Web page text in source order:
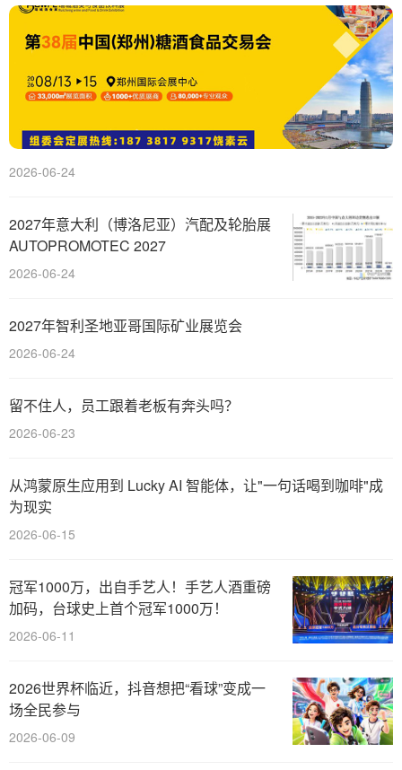
2026-06-24
2027年意大利（博洛尼亚）汽配及轮胎展
AUTOPROMOTEC 2027
2026-06-24
2027年智利圣地亚哥国际矿业展览会
2026-06-24
留不住人，员工跟着老板有奔头吗？
2026-06-23
从鸿蒙原生应用到 Lucky AI 智能体，让"一句话喝到咖啡"成
为现实
2026-06-15
冠军1000万，出自手艺人！手艺人酒重磅
加码，台球史上首个冠军1000万！
2026-06-11
2026世界杯临近，抖音想把“看球”变成一
场全民参与
2026-06-09